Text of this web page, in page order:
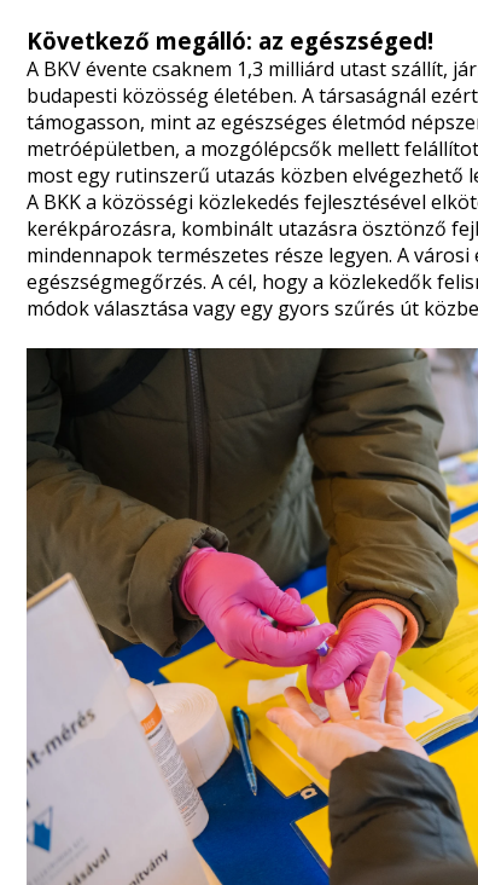
Következő megálló: az egészséged!
A BKV évente csaknem 1,3 milliárd utast szállít,
budapesti közösség életében. A társaságnál
támogasson, mint az egészséges életmód
metróépületben, a mozgólépcsők mellett
most egy rutinszerű utazás közben elvégezhető
A BKK a közösségi közlekedés fejlesztésével
kerékpározásra, kombinált utazásra ösztönző
mindennapok természetes része legyen. A
egészségmegőrzés. A cél, hogy a közlekedők
módok választása vagy egy gyors szűrés út